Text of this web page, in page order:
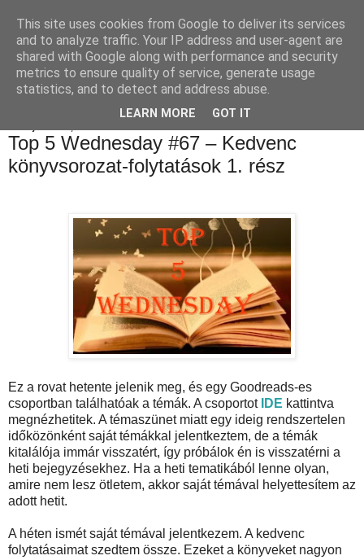
Luthien Könyvvilága Blog
Top 5 Wednesday #67 – Kedvenc
könyvsorozat-folytatások 1. rész
Ez a rovat hetente jelenik meg, és egy Goodreads-es
csoportban találhatóak a témák. A csoportot IDE kattintva
megnézhetitek. A témaszünet miatt egy ideig rendszertelen
időközönként saját témákkal jelentkeztem, de a témák
kitalálója immár visszatért, így próbálok én is visszatérni a
heti bejegyzésekhez. Ha a heti tematikából lenne olyan,
amire nem lesz ötletem, akkor saját témával helyettesítem az
adott hetit.
A héten ismét saját témával jelentkezem. A kedvenc
folytatásaimat szedtem össze. Ezeket a könyveket nagyon
This site uses cookies from Google to deliver its services
and to analyze traffic. Your IP address and user-agent are
shared with Google along with performance and security
metrics to ensure quality of service, generate usage
statistics, and to detect and address abuse.
LEARN MORE GOT IT